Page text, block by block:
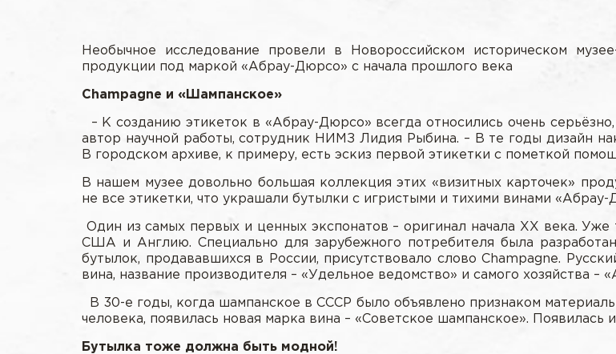
Необычное исследование провели в Новороссийском историческом
продукции под маркой «Абрау-Дюрсо» с начала прошлого века
Champagne и «Шампанское»
– К созданию этикеток в «Абрау-Дюрсо» всегда относились очень
автор научной работы, сотрудник НИМЗ Лидия Рыбина. – В те годы дизайн
В городском архиве, к примеру, есть эскиз первой этикетки с пометкой
В нашем музее довольно большая коллекция этих «визитных карточек»
не все этикетки, что украшали бутылки с игристыми и тихими винами
Один из самых первых и ценных экспонатов – оригинал начала ХХ века.
США и Англию. Специально для зарубежного потребителя была
бутылок, продававшихся в России, присутствовало слово Champagne.
вина, название производителя – «Удельное ведомство» и самого хозяйства –
В 30-е годы, когда шампанское в СССР было объявлено признаком
человека, появилась новая марка вина – «Советское шампанское».
Бутылка тоже должна быть модной!